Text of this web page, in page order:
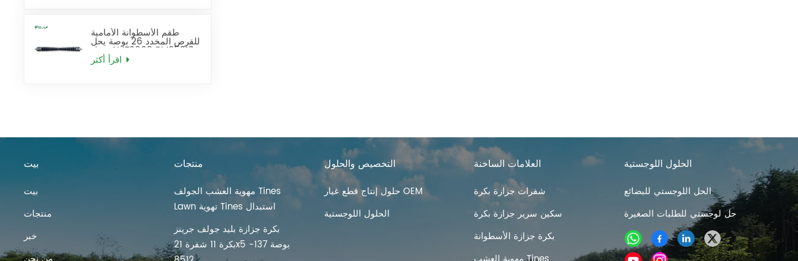
طقم الأسطوانة الأمامية
للقرص المخدد 26 بوصة يحل
محل AMT2968 BM25318
بيت
بيت
منتجات
خبر
منتجات
مهوية العشب الجولف Tines
Lawn تهوية Tines استبدال
بكرة جزازة بليد جولف جرينز
بكرة 11 شفرة 21x5 بوصة 137-
التخصيص والحلول
حلول إنتاج قطع غيار OEM
الحلول اللوجستية
العلامات الساخنة
شفرات جزازة بكرة
سكين سرير جزازة بكرة
بكرة جزازة الأسطوانة
الحلول اللوجستية
الحل اللوجستي للبضائع
حل لوجستي للطلبات الصغيرة